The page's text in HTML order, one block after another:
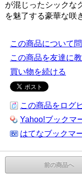
が混じったシックな
を魅了する豪華な咲
この商品について
この商品を友達に
買い物を続ける
この商品をログ
Yahoo!ブックマ
はてなブックマ
前の商品へ